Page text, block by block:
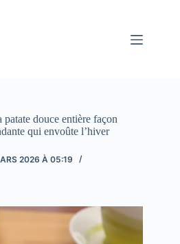
patate douce entière façon
qui envoûte l’hiver
2026 À 05:19